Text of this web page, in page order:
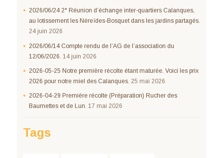
2026/06/24 2° Réunion d’échange inter-quartiers Calanques,
au lotissement les Néreïdes-Bosquet dans les jardins partagés.
24 juin 2026
2026/06/14 Compte rendu de l’AG de l’association du
12/06/2026. 14 juin 2026
2026-05-25 Notre première récolte étant maturée. Voici les prix
2026 pour notre miel des Calanques. 25 mai 2026
2026-04-29 Première récolte (Préparation) Rucher des
Baumettes et de Lun. 17 mai 2026
Tags